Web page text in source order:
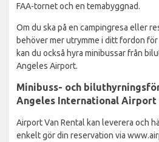
FAA-tornet och en temabyggnad.
Om du ska på en campingresa eller
behöver mer utrymme i ditt fordon
kan du också hyra minibussar från
Angeles Airport.
Minibuss- och
Angeles International Airport
Airport Van Rental kan leverera och
enkelt gör din reservation via